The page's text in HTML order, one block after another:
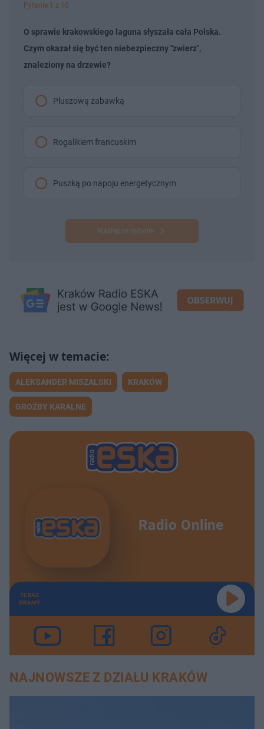
Pytanie 1 z 10
O sprawie krakowskiego laguna słyszała cała Polska.
Czym okazał się być ten niebezpieczny "zwierz",
znaleziony na drzewie?
Pluszową zabawką
Rogalikiem francuskim
Puszką po napoju energetycznym
Następne pytanie
ALEKSANDER MISZALSKI KRAKÓW
GROŹBY KARALNE
Radio Online
TERAZ
GRAMY
NAJNOWSZE Z DZIAŁU KRAKÓW